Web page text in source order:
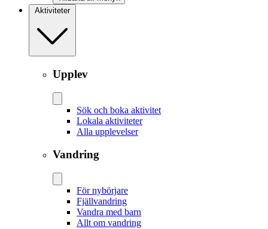
Aktiviteter
Upplev
Sök och boka aktivitet
Lokala aktiviteter
Alla upplevelser
Vandring
För nybörjare
Fjällvandring
Vandra med barn
Allt om vandring